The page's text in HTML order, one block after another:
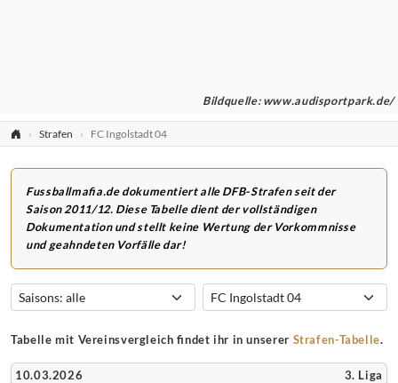
Bildquelle: www.audisportpark.de/
Strafen FC Ingolstadt 04
Fussballmafia.de dokumentiert alle DFB-Strafen seit der
Saison 2011/12. Diese Tabelle dient der vollständigen
Dokumentation und stellt keine Wertung der Vorkommnisse
und geahndeten Vorfälle dar!
Tabelle mit Vereinsvergleich findet ihr in unserer Strafen-Tabelle.
10.03.2026 3. Liga